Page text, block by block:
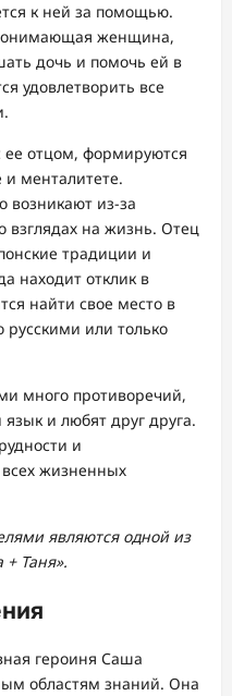
к ней за помощью.
женщина,
дочь и помочь ей в
удовлетворить все
отцом, формируются
и менталитете.
из-за
взглядах на жизнь. Отец
традиции и
находит отклик в
найти свое место в
русскими или только
много противоречий,
и любят друг друга.
и
жизненных
являются одной из
Таня».
героиня Саша
областям знаний. Она